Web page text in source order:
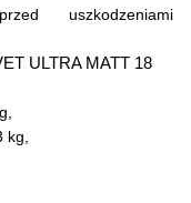
uszkodzeniami
ULTRA MATT 18
kg,